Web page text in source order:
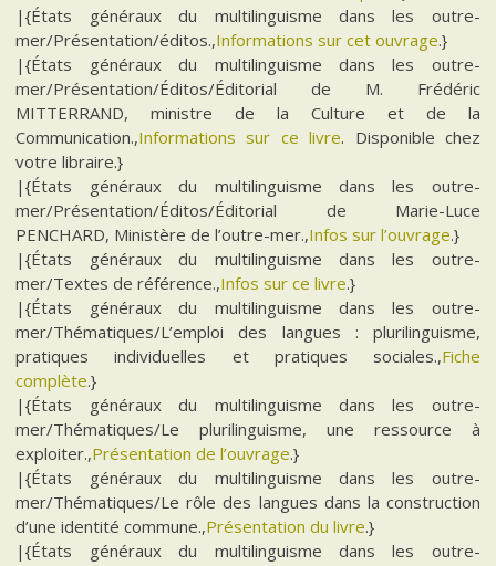
|{États généraux du multilinguisme dans les outre-
mer/Présentation/éditos.,Informations sur cet ouvrage.}
|{États généraux du multilinguisme dans les outre-
mer/Présentation/Éditos/Éditorial de M. Frédéric
MITTERRAND, ministre de la Culture et de la
Communication.,Informations sur ce livre. Disponible chez
votre libraire.}
|{États généraux du multilinguisme dans les outre-
mer/Présentation/Éditos/Éditorial de Marie-Luce
PENCHARD, Ministère de l’outre-mer.,Infos sur l’ouvrage.}
|{États généraux du multilinguisme dans les outre-
mer/Textes de référence.,Infos sur ce livre.}
|{États généraux du multilinguisme dans les outre-
mer/Thématiques/L’emploi des langues : plurilinguisme,
pratiques individuelles et pratiques sociales.,Fiche
complète.}
|{États généraux du multilinguisme dans les outre-
mer/Thématiques/Le plurilinguisme, une ressource à
exploiter.,Présentation de l’ouvrage.}
|{États généraux du multilinguisme dans les outre-
mer/Thématiques/Le rôle des langues dans la construction
d’une identité commune.,Présentation du livre.}
|{États généraux du multilinguisme dans les outre-